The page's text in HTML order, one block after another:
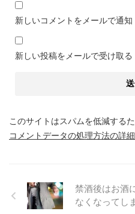
新しいコメントをメールで通知
新しい投稿をメールで受け取る
このサイトはスパムを低減する
コメントデータの処理方法の詳
禁酒後はお酒
なくなってし